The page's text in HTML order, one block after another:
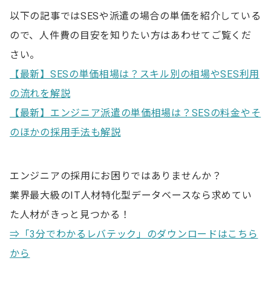
3.対応してもらえる範囲を確認する
4.保守・運用費用を考慮に入れる
める
Q. システム開発にかかる費用の相場はいくらです
か？
以下の記事ではSESや派遣の場合の単価を紹介している
ので、人件費の目安を知りたい方はあわせてご覧くだ
さい。
【最新】SESの単価相場は？スキル別の相場やSES利用
の流れを解説
【最新】エンジニア派遣の単価相場は？SESの料金やそ
のほかの採用手法も解説
エンジニアの採用にお困りではありませんか？
業界最大級のIT人材特化型データベースなら求めてい
た人材がきっと見つかる！
⇒「3分でわかるレバテック」のダウンロードはこちら
から